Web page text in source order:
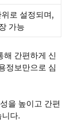
로 설정되며,
가능
해 간편하게 신
정보만으로 심
을 높이고 간편
다.